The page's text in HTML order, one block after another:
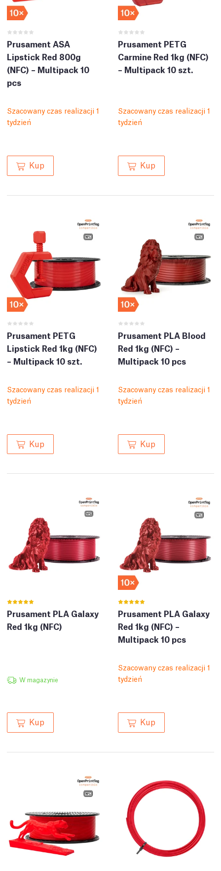
Prusament ASA
Lipstick Red 800g
(NFC) – Multipack 10
pcs
Szacowany czas realizacji 1
tydzień
Kup
Prusament PETG
Carmine Red 1kg (NFC)
– Multipack 10 szt.
Szacowany czas realizacji 1
tydzień
Kup
Prusament PETG
Lipstick Red 1kg (NFC)
– Multipack 10 szt.
Szacowany czas realizacji 1
tydzień
Kup
Prusament PLA Blood
Red 1kg (NFC) –
Multipack 10 pcs
Szacowany czas realizacji 1
tydzień
Kup
Prusament PLA Galaxy
Red 1kg (NFC)
W magazynie
Kup
Prusament PLA Galaxy
Red 1kg (NFC) –
Multipack 10 pcs
Szacowany czas realizacji 1
tydzień
Kup